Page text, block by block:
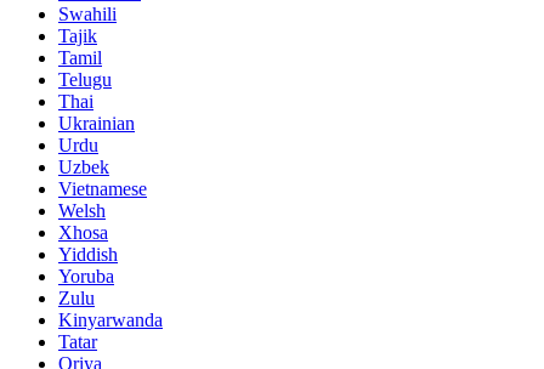
Swahili
Tajik
Tamil
Telugu
Thai
Ukrainian
Urdu
Uzbek
Vietnamese
Welsh
Xhosa
Yiddish
Yoruba
Zulu
Kinyarwanda
Tatar
Oriya